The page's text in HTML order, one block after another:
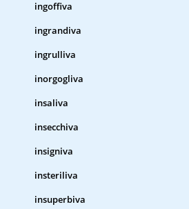
ingoffiva
ingrandiva
ingrulliva
inorgogliva
insaliva
insecchiva
insigniva
insteriliva
insuperbiva